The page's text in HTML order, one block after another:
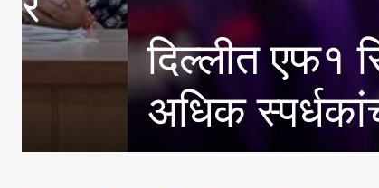
प्राचार्य
विविध गुणदर्शन तीन